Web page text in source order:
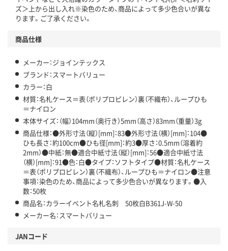
ズ＞上から出し入れ※染色のため、商品によって多少色合いが異な
ります。ご了承ください。
商品仕様
メーカー：ジョインテックス
ブランド：スマートバリュー
カラー：白
材質：名札ケース＝表（ポリプロピレン）裏（不織布）、ループひも
＝ナイロン
本体サイズ：（幅）104mm（奥行き）5mm（高さ）83mm（重量）3g
商品仕様：●外形寸法（縦）[mm]：83●外形寸法（横）[mm]：104●
ひも長さ：約100cm●ひも径[mm]：約3●厚さ：0.5mm（溶着約
2mm）●中紙：無●適合中紙寸法（縦）[mm]：56●適合中紙寸法
（横）[mm]：91●色：白●タイプ：ソフトタイプ●材質：名札ケース
＝表（ポリプロピレン）裏（不織布）、ループひも＝ナイロン●注意
事項：染色のため、商品によって多少色合いが異なります。●入
数：50枚
商品名：カラーイベント名札名刺 50枚白B361J-W-50
メーカー名：スマートバリュー
JANコード